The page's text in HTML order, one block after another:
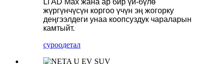
Li AD Max жана ар бир үй-бүлө
жүргүнчүсүн коргоо үчүн эң жогорку
деңгээлдеги унаа коопсуздук чараларын
камтыйт.
суроодетал